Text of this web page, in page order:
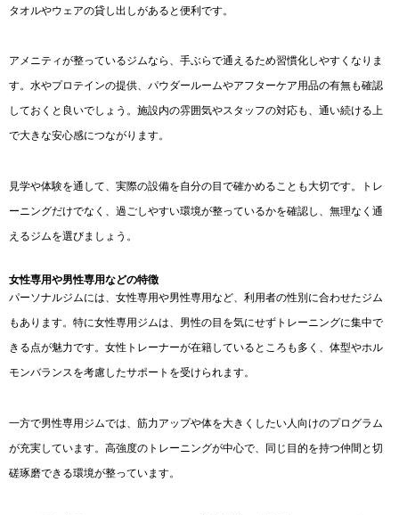
タオルやウェアの貸し出しがあると便利です。
アメニティが整っているジムなら、手ぶらで通えるため習慣化しやすくなりま
す。水やプロテインの提供、パウダールームやアフターケア用品の有無も確認
しておくと良いでしょう。施設内の雰囲気やスタッフの対応も、通い続ける上
で大きな安心感につながります。
見学や体験を通して、実際の設備を自分の目で確かめることも大切です。トレ
ーニングだけでなく、過ごしやすい環境が整っているかを確認し、無理なく通
えるジムを選びましょう。
女性専用や男性専用などの特徴
パーソナルジムには、女性専用や男性専用など、利用者の性別に合わせたジム
もあります。特に女性専用ジムは、男性の目を気にせずトレーニングに集中で
きる点が魅力です。女性トレーナーが在籍しているところも多く、体型やホル
モンバランスを考慮したサポートを受けられます。
一方で男性専用ジムでは、筋力アップや体を大きくしたい人向けのプログラム
が充実しています。高強度のトレーニングが中心で、同じ目的を持つ仲間と切
磋琢磨できる環境が整っています。